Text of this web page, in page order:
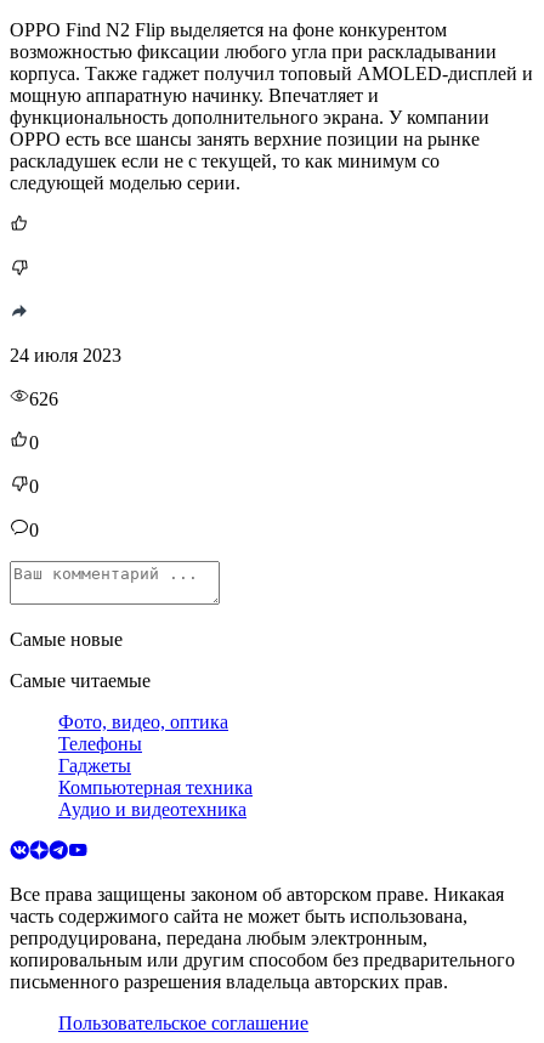
OPPO Find N2 Flip выделяется на фоне конкурентом
возможностью фиксации любого угла при раскладывании
корпуса. Также гаджет получил топовый AMOLED-дисплей и
мощную аппаратную начинку. Впечатляет и
функциональность дополнительного экрана. У компании
OPPO есть все шансы занять верхние позиции на рынке
раскладушек если не с текущей, то как минимум со
следующей моделью серии.
24 июля 2023
626
0
0
0
Самые новые
Самые читаемые
Фото, видео, оптика
Телефоны
Гаджеты
Компьютерная техника
Аудио и видеотехника
Все права защищены законом об авторском праве. Никакая
часть содержимого сайта не может быть использована,
репродуцирована, передана любым электронным,
копировальным или другим способом без предварительного
письменного разрешения владельца авторских прав.
Пользовательское соглашение